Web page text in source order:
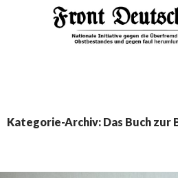
Kategorie-Archiv: Das Buch zur